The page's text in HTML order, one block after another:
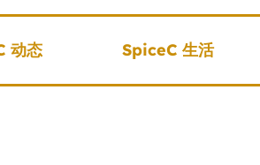
动态 SpiceC 生活